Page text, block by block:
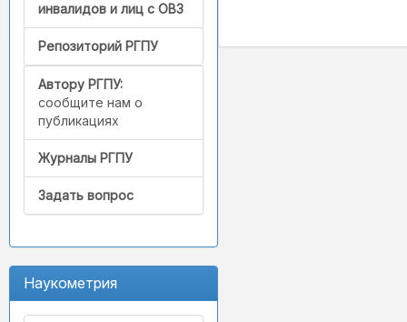
инвалидов и лиц с ОВЗ
Репозиторий РГПУ
Автору РГПУ:
сообщите нам о
публикациях
Журналы РГПУ
Задать вопрос
Наукометрия